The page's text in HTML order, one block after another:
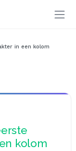
in een kolom
kolom